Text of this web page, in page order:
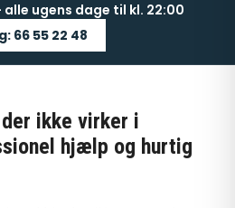
ugens dage til kl. 22:00
66 55 22 48
ikke virker i
hjælp og hurtig